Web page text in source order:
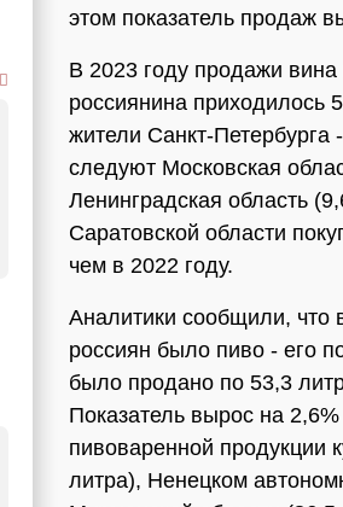
этом показатель продаж
В 2023 году продажи
россиянина приходилось
жители Санкт-
следуют Московская
Ленинградская область
Саратовской области
чем в 2022 году.
Аналитики сообщили, что
россиян было пиво - его
было продано по 53,3
Показатель вырос на
пивоваренной продукции
литра), Ненецком